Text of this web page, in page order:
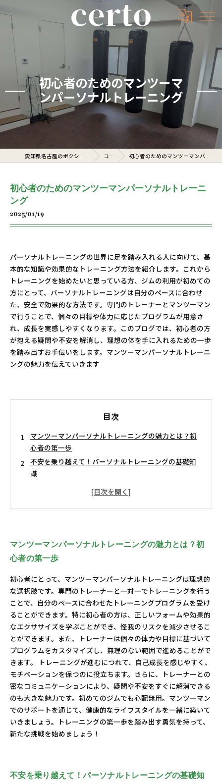
初心者のためのマンツーマ
ンパーソナルトレーニング
愛知県名古屋のボクシングジムならcerto コラム 初心者のためのマンツーマンパーソナルトレーニング
初心者のためのマンツーマンパーソナルトレーニ
ング
2025/01/19
パーソナルトレーニングの世界に足を踏み入れる人に向けて、基
本的な知識や効果的なトレーニング方法を紹介します。これから
トレーニングを始めたいと思っている方、ジムの利用が初めての
方にとって、パーソナルトレーニングは自分のペースに合わせ
た、安全で効果的な方法です。専門のトレーナーとマンツーマン
で行うことで、個々の目標や体力に応じたプログラムが用意さ
れ、成長を実感しやすくなります。このブログでは、初心者の方
が抱える疑問や不安を解消し、理想の体を手に入れるための一歩
を踏み出すお手伝いをします。マンツーマンパーソナルトレーニ
ングの魅力を伝えていきます
目次
マンツーマンパーソナルトレーニングの魅力とは？初
心者の第一歩
不安を乗り越えて！パーソナルトレーニングの基礎知
識
専門トレーナーとの出会いがもたらす成長の瞬間
初心者が感じる成功体験！自信を持つことの重要性
新しいライフスタイルを手に入れる！健康への道のり
マンツーマンパーソナルトレーニングの魅力とは？初
心者の第一歩
初心者にとって、マンツーマンパーソナルトレーニングは理想的
な選択肢です。専門のトレーナーと一対一でトレーニングを行う
ことで、自分のペースに合わせたトレーニングプログラムを受け
ることができます。特に初心者の方は、正しいフォームや効果的
なエクササイズを学ぶことができ、怪我のリスクを減少させるこ
とができます。また、トレーナーは個々の体力や目標に基づいて
プログラムをカスタマイズし、無理のない範囲で進めることがで
きます。 トレーニングが進むにつれて、自己成長を感じやすく、
モチベーションを保つのに役立ちます。さらに、トレーナーとの
密なコミュニケーションにより、疑問や不安をすぐに解消できる
のも大きな魅力です。初めてのジムでも心配無用。マンツーマン
でのサポートを通じて、健康的なライフスタイルを一緒に築いて
いきましょう。トレーニングの第一歩を踏み出す勇気を持って、
新たな挑戦を始めましょう！
不安を乗り越えて！パーソナルトレーニングの基礎知